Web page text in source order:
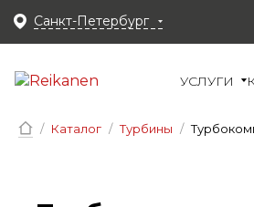
Санкт-Петербург
УСЛУГИ
Каталог Турбины